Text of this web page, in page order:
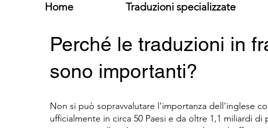
Non si può sopravvalutare l'importanza dell'inglese
ufficialmente in circa 50 Paesi e da oltre 1,1 miliardi
​Perché le traduzioni in
sono importanti?
Home Traduzioni specializzate